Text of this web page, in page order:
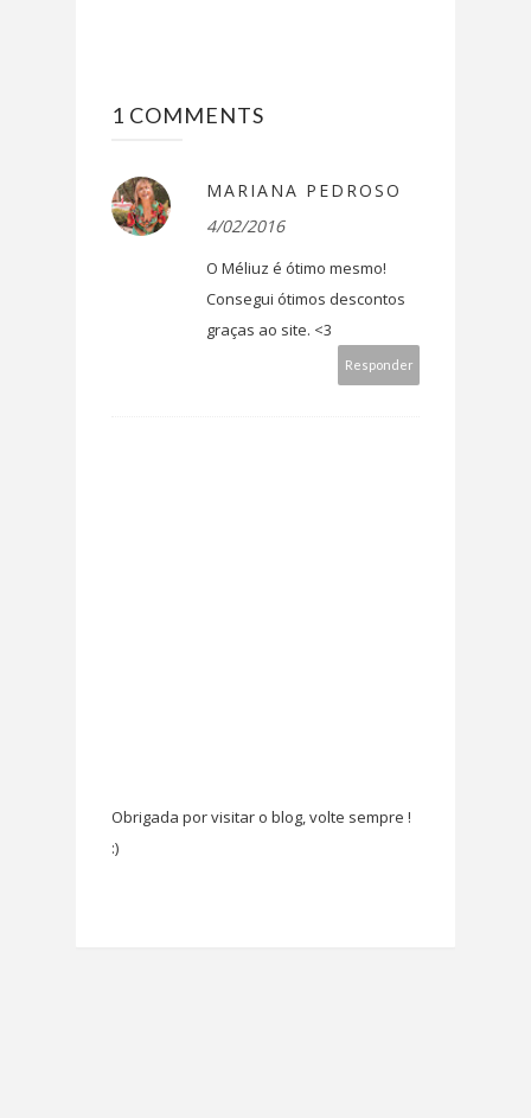
1 COMMENTS
MARIANA PEDROSO
4/02/2016
O Méliuz é ótimo mesmo!
Consegui ótimos descontos
graças ao site. <3
Responder
Obrigada por visitar o blog, volte sempre !
:)